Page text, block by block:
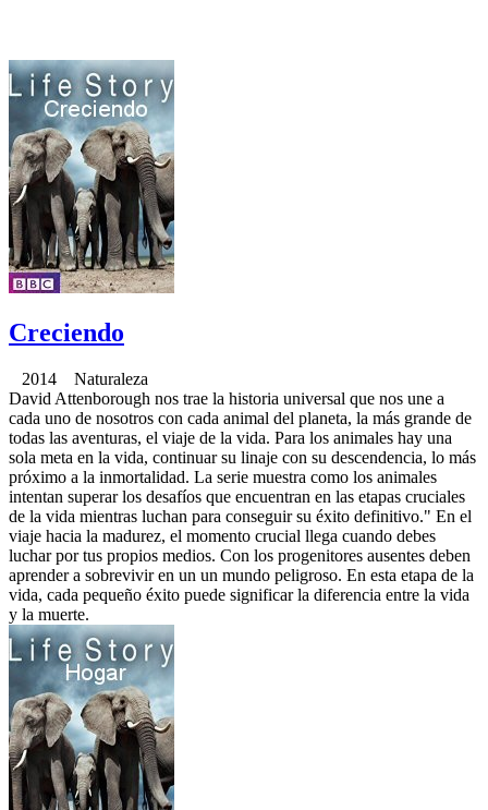
Creciendo
2014 Naturaleza
David Attenborough nos trae la historia universal que nos une a
cada uno de nosotros con cada animal del planeta, la más grande de
todas las aventuras, el viaje de la vida. Para los animales hay una
sola meta en la vida, continuar su linaje con su descendencia, lo más
próximo a la inmortalidad. La serie muestra como los animales
intentan superar los desafíos que encuentran en las etapas cruciales
de la vida mientras luchan para conseguir su éxito definitivo." En el
viaje hacia la madurez, el momento crucial llega cuando debes
luchar por tus propios medios. Con los progenitores ausentes deben
aprender a sobrevivir en un un mundo peligroso. En esta etapa de la
vida, cada pequeño éxito puede significar la diferencia entre la vida
y la muerte.